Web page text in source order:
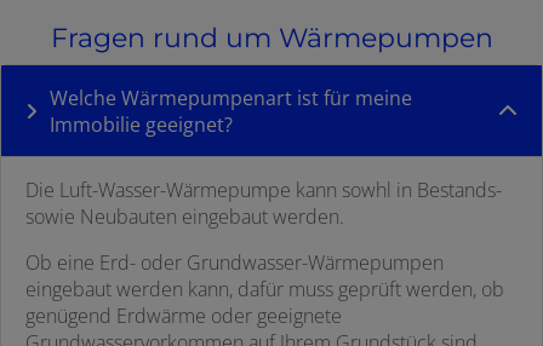
Fragen rund um Wärmepumpen
Welche Wärmepumpenart ist für meine
Immobilie geeignet?
Die Luft-Wasser-Wärmepumpe kann sowhl in Bestands-
sowie Neubauten eingebaut werden.
Ob eine Erd- oder Grundwasser-Wärmepumpen
eingebaut werden kann, dafür muss geprüft werden, ob
genügend Erdwärme oder geeignete